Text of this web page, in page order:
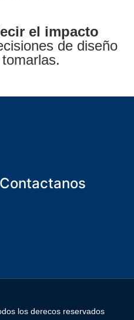
el impacto
de diseño
Contactanos
los derecos reservados